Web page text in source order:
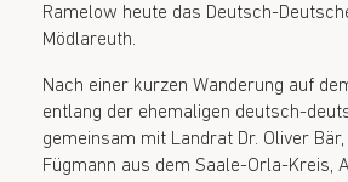
Ramelow heute das Deutsch-
Mödlareuth.
Nach einer kurzen Wanderung auf
entlang der ehemaligen deutsch-
gemeinsam mit Landrat Dr. Oliver
Fügmann aus dem Saale-Orla-Kreis,